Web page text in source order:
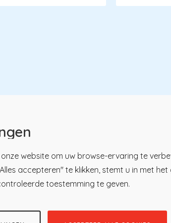
website om uw browse-ervaring te
accepteren" te klikken, stemt u in met
toestemming te geven.
Over KP
Nieuws en praktijk